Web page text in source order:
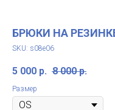
БРЮКИ НА
SKU: s08e06
5 000 р. 8 000 р.
Размер